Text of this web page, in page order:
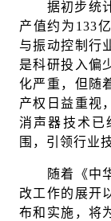
据初步统
产值约为133
与振动控制行
是科研投入偏
化严重，但随
产权日益重视
消声器技术已
围，引领行业
随着《中
改工作的展开
布和实施，将